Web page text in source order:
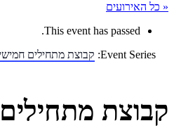
« כל האירועים
This event has passed.
Event Series: קבוצת מתחילים
קבוצת